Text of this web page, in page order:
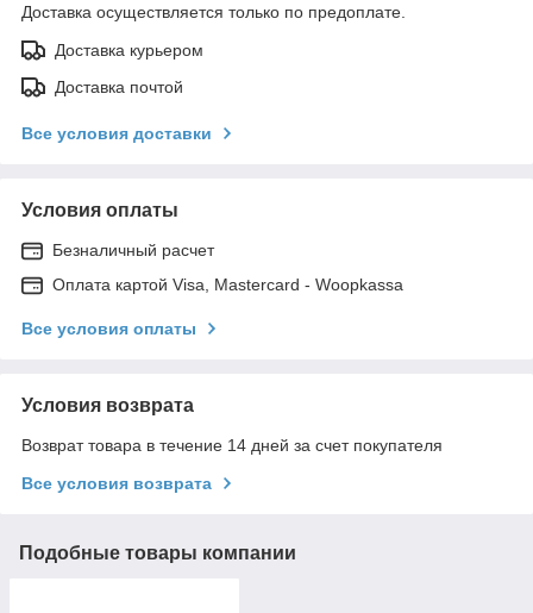
Доставка осуществляется только по предоплате.
Доставка курьером
Доставка почтой
Все условия доставки
Условия оплаты
Безналичный расчет
Оплата картой Visa, Mastercard - Woopkassa
Все условия оплаты
Условия возврата
Возврат товара в течение 14 дней за счет покупателя
Все условия возврата
Подобные товары компании